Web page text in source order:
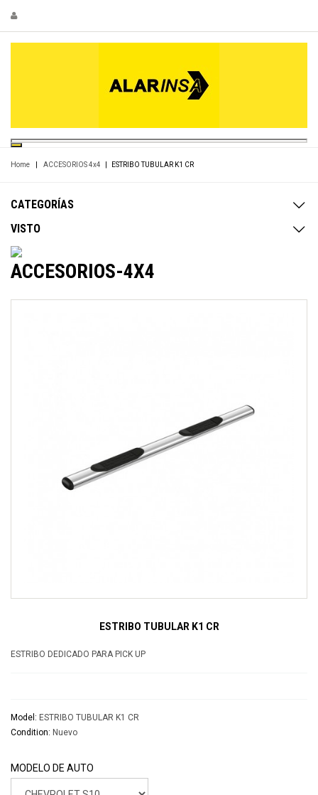
Home ACCESORIOS 4x4 ESTRIBO TUBULAR K1 CR
CATEGORÍAS
VISTO
ACCESORIOS-4X4
ESTRIBO TUBULAR K1 CR
ESTRIBO DEDICADO PARA PICK UP
Model: ESTRIBO TUBULAR K1 CR
Condition: Nuevo
MODELO DE AUTO